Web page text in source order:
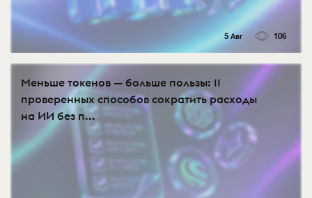
5 Авг 106
Меньше токенов — больше пользы: 11
проверенных способов сократить расходы
на ИИ без п...